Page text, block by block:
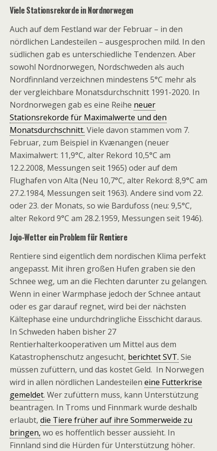
Viele Stationsrekorde in Nordnorwegen
Auch auf dem Festland war der Februar – in den
nördlichen Landesteilen – ausgesprochen mild. In den
südlichen gab es unterschiedliche Tendenzen. Aber
sowohl Nordnorwegen, Nordschweden als auch
Nordfinnland verzeichnen mindestens 5°C mehr als
der vergleichbare Monatsdurchschnitt 1991-2020. In
Nordnorwegen gab es eine Reihe neuer
Stationsrekorde für Maximalwerte und den
Monatsdurchschnitt. Viele davon stammen vom 7.
Februar, zum Beispiel in Kvænangen (neuer
Maximalwert: 11,9°C, alter Rekord 10,5°C am
12.2.2008, Messungen seit 1965) oder auf dem
Flughafen von Alta (Neu 10,7°C, alter Rekord: 8,9°C am
27.2.1984, Messungen seit 1963). Andere sind vom 22.
oder 23. der Monats, so wie Bardufoss (neu: 9,5°C,
alter Rekord 9°C am 28.2.1959, Messungen seit 1946).
Jojo-Wetter ein Problem für Rentiere
Rentiere sind eigentlich dem nordischen Klima perfekt
angepasst. Mit ihren großen Hufen graben sie den
Schnee weg, um an die Flechten darunter zu gelangen.
Wenn in einer Warmphase jedoch der Schnee antaut
oder es gar darauf regnet, wird bei der nächsten
Kältephase eine undurchdringliche Eisschicht daraus.
In Schweden haben bisher 27
Rentierhalterkooperativen um Mittel aus dem
Katastrophenschutz angesucht, berichtet SVT. Sie
müssen zufüttern, und das kostet Geld. In Norwegen
wird in allen nördlichen Landesteilen eine Futterkrise
gemeldet. Wer zufüttern muss, kann Unterstützung
beantragen. In Troms und Finnmark wurde deshalb
erlaubt, die Tiere früher auf ihre Sommerweide zu
bringen, wo es hoffentlich besser aussieht. In
Finnland sind die Hürden für Unterstützung höher.